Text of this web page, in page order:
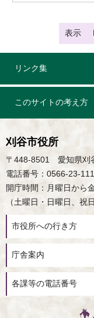
表示
リンク集
このサイトの考え方
刈谷市役所
〒448-8501 愛知県刈
電話番号：0566-23-
開庁時間：月曜日か
（土曜日・日曜日、祝
市役所への行き方
庁舎案内
各課等の電話番号